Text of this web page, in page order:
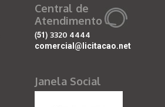
Central de
Atendimento
(51) 3320 4444
comercial@licitacao.net
Janela Social